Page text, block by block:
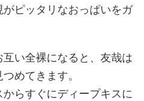
ピッタリなおっぱいをガ
い全裸になると、友哉は
めてきます。
らすぐにディープキスに